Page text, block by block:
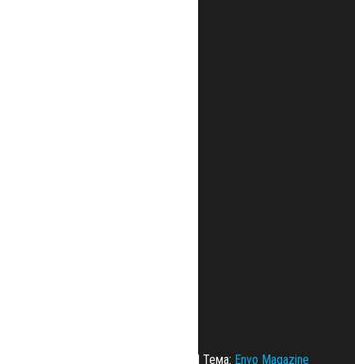
| Тема: Envo Magazine